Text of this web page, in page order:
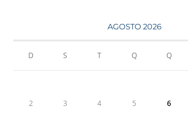
AGOSTO 2026
D S T Q Q
2 3 4 5 6